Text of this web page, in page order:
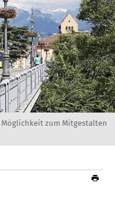
Möglichkeit zum Mitgestalten